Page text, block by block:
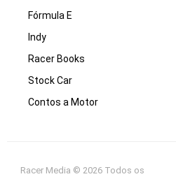
Fórmula E
Indy
Racer Books
Stock Car
Contos a Motor
Racer Media © 2026 Todos os